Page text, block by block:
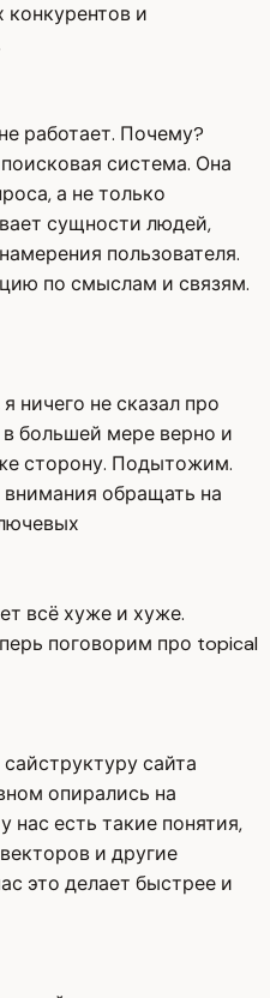
конкурентов и
работает. Почему?
система. Она
а не только
сущности людей,
пользователя.
по смыслам и связям.
ничего не сказал про
большей мере верно и
сторону. Подытожим.
обращать на
всё хуже и хуже.
поговорим про topical
сайта
опирались на
нас есть такие понятия,
и другие
это делает быстрее и